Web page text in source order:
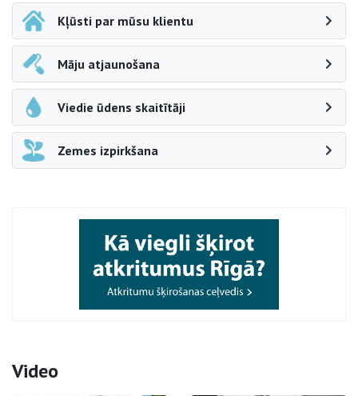
Kļūsti par mūsu klientu
Māju atjaunošana
Viedie ūdens skaitītāji
Zemes izpirkšana
Video